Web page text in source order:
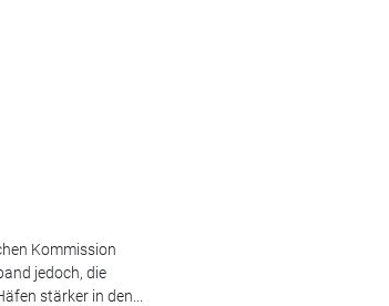
Kommission
jedoch, die
stärker in den...